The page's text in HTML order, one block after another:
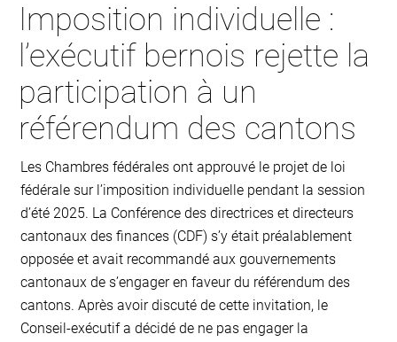
Imposition individuelle :
l’exécutif bernois rejette la
participation à un
référendum des cantons
Les Chambres fédérales ont approuvé le projet de loi
fédérale sur l’imposition individuelle pendant la session
d’été 2025. La Conférence des directrices et directeurs
cantonaux des finances (CDF) s’y était préalablement
opposée et avait recommandé aux gouvernements
cantonaux de s’engager en faveur du référendum des
cantons. Après avoir discuté de cette invitation, le
Conseil-exécutif a décidé de ne pas engager la